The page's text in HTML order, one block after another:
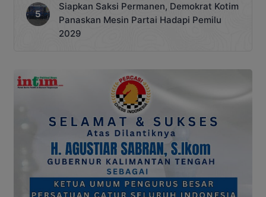
Siapkan Saksi Permanen, Demokrat Kotim
Panaskan Mesin Partai Hadapi Pemilu
2029